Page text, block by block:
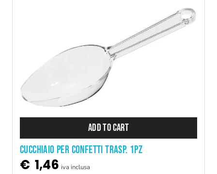
ADD TO CART
CUCCHIAIO PER CONFETTI TRASP. 1PZ
€ 1,46 iva inclusa